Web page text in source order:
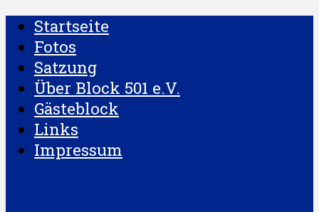
Startseite
Fotos
Satzung
Über Block 501 e.V.
Gästeblock
Links
Impressum